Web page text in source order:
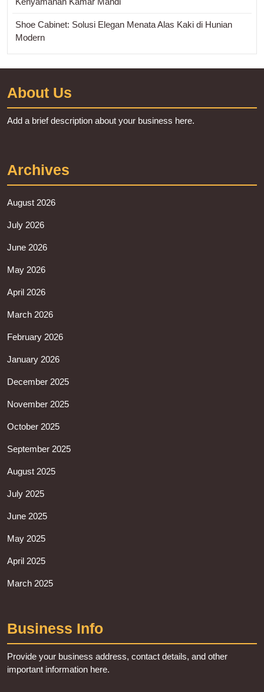
Shoe Cabinet: Solusi Elegan Menata Alas Kaki di Hunian
Modern
About Us
Add a brief description about your business here.
Archives
August 2026
July 2026
June 2026
May 2026
April 2026
March 2026
February 2026
January 2026
December 2025
November 2025
October 2025
September 2025
August 2025
July 2025
June 2025
May 2025
April 2025
March 2025
Business Info
Provide your business address, contact details, and other
important information here.